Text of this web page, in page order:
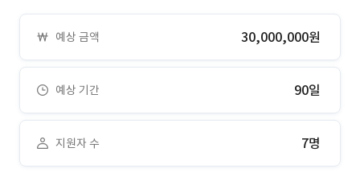
예상 금액 30,000,000원
예상 기간 90일
지원자 수 7명